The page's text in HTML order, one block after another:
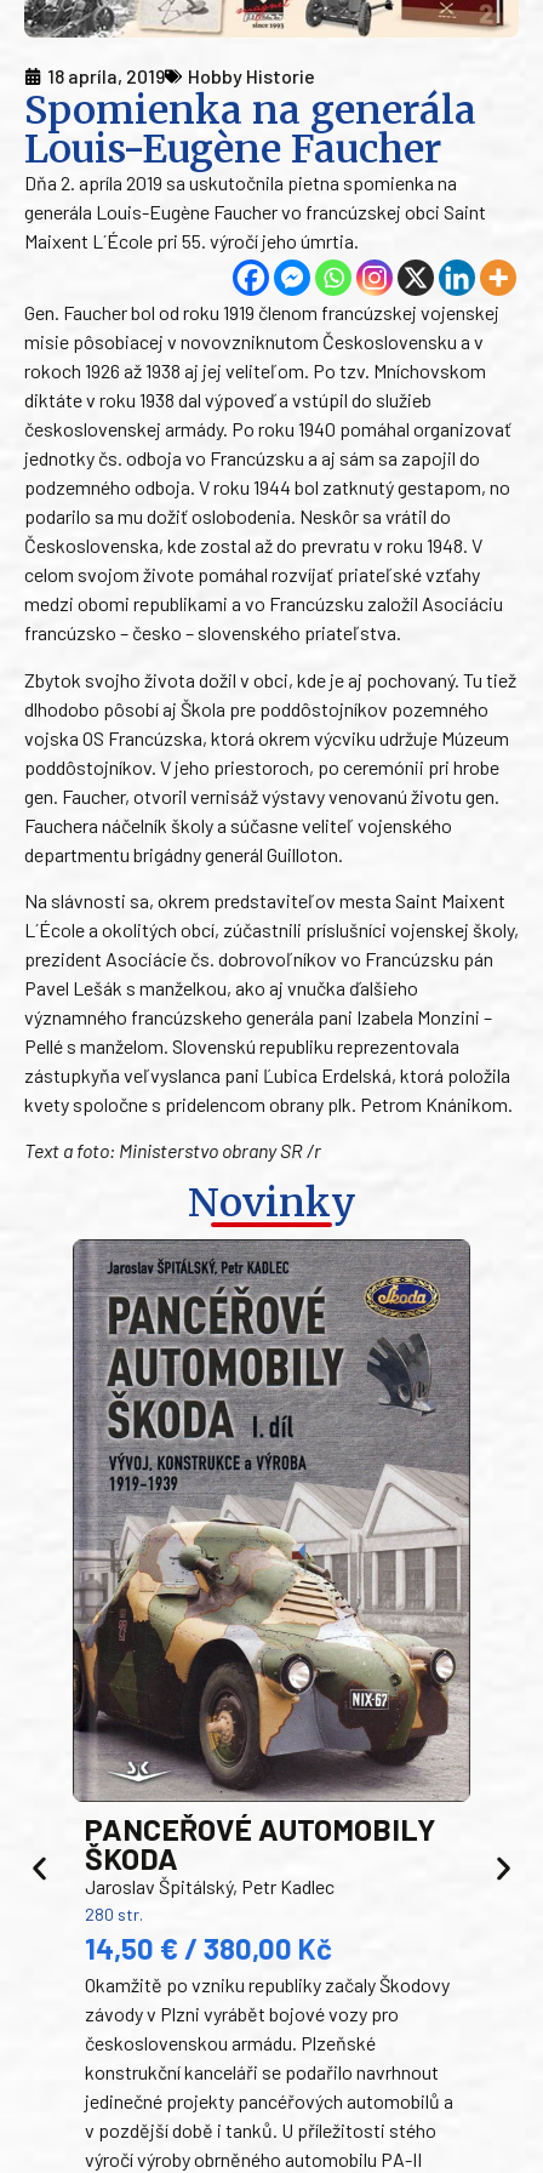
18 apríla, 2019 Hobby Historie
Spomienka na generála
Louis-Eugène Faucher
Dňa 2. apríla 2019 sa uskutočnila pietna spomienka na
generála Louis-Eugène Faucher vo francúzskej obci Saint
Maixent L´École pri 55. výročí jeho úmrtia.
Gen. Faucher bol od roku 1919 členom francúzskej vojenskej
misie pôsobiacej v novovzniknutom Československu a v
rokoch 1926 až 1938 aj jej veliteľom. Po tzv. Mníchovskom
diktáte v roku 1938 dal výpoveď a vstúpil do služieb
československej armády. Po roku 1940 pomáhal organizovať
jednotky čs. odboja vo Francúzsku a aj sám sa zapojil do
podzemného odboja. V roku 1944 bol zatknutý gestapom, no
podarilo sa mu dožiť oslobodenia. Neskôr sa vrátil do
Československa, kde zostal až do prevratu v roku 1948. V
celom svojom živote pomáhal rozvíjať priateľské vzťahy
medzi obomi republikami a vo Francúzsku založil Asociáciu
francúzsko – česko – slovenského priateľstva.
Zbytok svojho života dožil v obci, kde je aj pochovaný. Tu tiež
dlhodobo pôsobí aj Škola pre poddôstojníkov pozemného
vojska OS Francúzska, ktorá okrem výcviku udržuje Múzeum
poddôstojníkov. V jeho priestoroch, po ceremónii pri hrobe
gen. Faucher, otvoril vernisáž výstavy venovanú životu gen.
Fauchera náčelník školy a súčasne veliteľ vojenského
departmentu brigádny generál Guilloton.
Na slávnosti sa, okrem predstaviteľov mesta Saint Maixent
L´École a okolitých obcí, zúčastnili príslušníci vojenskej školy,
prezident Asociácie čs. dobrovoľníkov vo Francúzsku pán
Pavel Lešák s manželkou, ako aj vnučka ďalšieho
významného francúzskeho generála pani Izabela Monzini –
Pellé s manželom. Slovenskú republiku reprezentovala
zástupkyňa veľvyslanca pani Ľubica Erdelská, ktorá položila
kvety spoločne s pridelencom obrany plk. Petrom Knánikom.
Text a foto: Ministerstvo obrany SR /r
Novinky
PANCEŘOVÉ AUTOMOBILY
ŠKODA
Jaroslav Špitálský, Petr Kadlec
280 str.
14,50 € / 380,00 Kč
Okamžitě po vzniku republiky začaly Škodovy
závody v Plzni vyrábět bojové vozy pro
československou armádu. Plzeňské
konstrukční kanceláři se podařilo navrhnout
jedinečné projekty pancéřových automobilů a
v pozdější době i tanků. U příležitosti stého
výročí výroby obrněného automobilu PA-II